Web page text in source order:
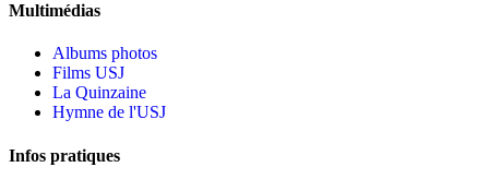
Multimédias
Albums photos
Films USJ
La Quinzaine
Hymne de l'USJ
Infos pratiques